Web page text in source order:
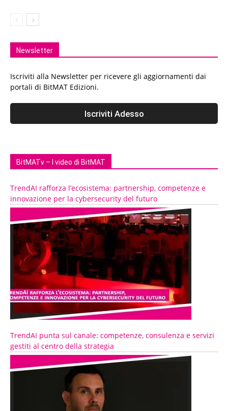
Newsletter
Iscriviti alla Newsletter per ricevere gli aggiornamenti dai
portali di BitMAT Edizioni.
BitMATv – I video di BitMAT
TrendAI rafforza l’ecosistema: partnership, competenze e
innovazione per la cybersecurity del futuro
TrendAI punta sul canale: competenze, consulenza e servizi
gestiti al centro della strategia